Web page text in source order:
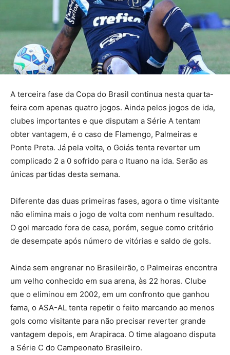
A terceira fase da Copa do Brasil continua nesta quarta-
feira com apenas quatro jogos. Ainda pelos jogos de ida,
clubes importantes e que disputam a Série A tentam
obter vantagem, é o caso de Flamengo, Palmeiras e
Ponte Preta. Já pela volta, o Goiás tenta reverter um
complicado 2 a 0 sofrido para o Ituano na ida. Serão as
únicas partidas desta semana.
Diferente das duas primeiras fases, agora o time visitante
não elimina mais o jogo de volta com nenhum resultado.
O gol marcado fora de casa, porém, segue como critério
de desempate após número de vitórias e saldo de gols.
Ainda sem engrenar no Brasileirão, o Palmeiras encontra
um velho conhecido em sua arena, às 22 horas. Clube
que o eliminou em 2002, em um confronto que ganhou
fama, o ASA-AL tenta repetir o feito marcando ao menos
gols como visitante para não precisar reverter grande
vantagem depois, em Arapiraca. O time alagoano disputa
a Série C do Campeonato Brasileiro.